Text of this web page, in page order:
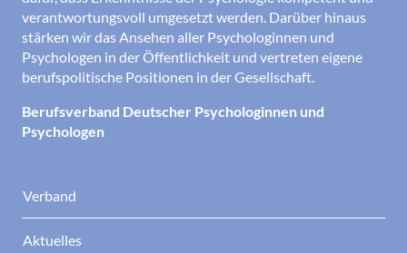
verantwortungsvoll umgesetzt werden. Darüber hinaus
stärken wir das Ansehen aller Psychologinnen und
Psychologen in der Öffentlichkeit und vertreten eigene
berufspolitische Positionen in der Gesellschaft.
Berufsverband Deutscher Psychologinnen und
Psychologen
Verband
Aktuelles